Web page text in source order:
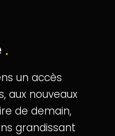
.
un accès
aux nouveaux
de demain,
grandissant